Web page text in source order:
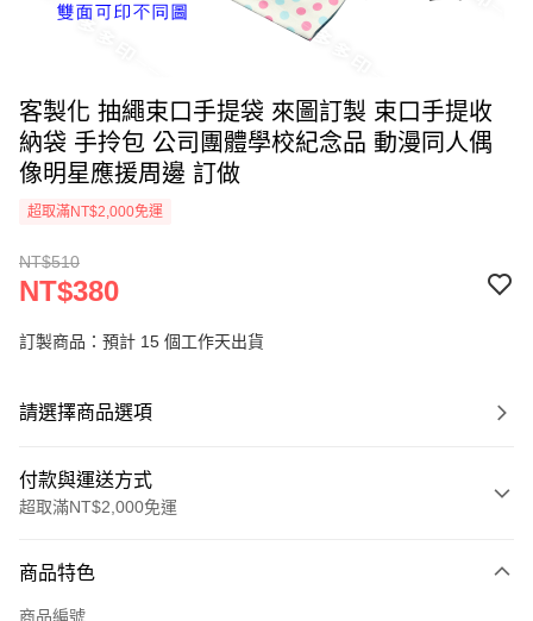
客製化 抽繩束口手提袋 來圖訂製 束口手提收
納袋 手拎包 公司團體學校紀念品 動漫同人偶
像明星應援周邊 訂做
超取滿NT$2,000免運
NT$510
NT$380
訂製商品：預計 15 個工作天出貨
請選擇商品選項
付款與運送方式
超取滿NT$2,000免運
信用卡一次付款
商品特色
商品編號